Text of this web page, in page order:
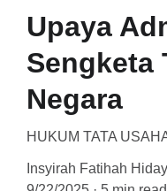
Upaya
Sengketa
Negara
HUKUM TATA
Insyirah Fatihah